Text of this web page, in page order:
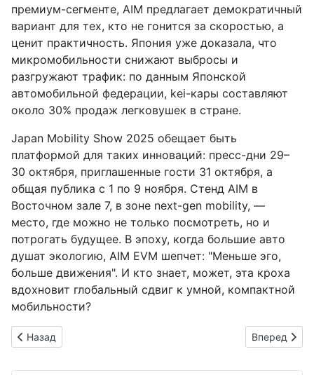
премиум-сегменте, AIM предлагает демократичный
вариант для тех, кто не гонится за скоростью, а
ценит практичность. Япония уже доказала, что
микромобильности снижают выбросы и
разгружают трафик: по данным Японской
автомобильной федерации, kei-кары составляют
около 30% продаж легковушек в стране.
Japan Mobility Show 2025 обещает быть
платформой для таких инноваций: пресс-дни 29–
30 октября, приглашенные гости 31 октября, а
общая публика с 1 по 9 ноября. Стенд AIM в
Восточном зале 7, в зоне next-gen mobility, —
место, где можно не только посмотреть, но и
потрогать будущее. В эпоху, когда большие авто
душат экологию, AIM EVM шепчет: "Меньше эго,
больше движения". И кто знает, может, эта кроха
вдохновит глобальный сдвиг к умной, компактной
мобильности?
Предыдущий: Tokai Rika прокладывает туннель в будущее:
Назад Следующий:
Вперед